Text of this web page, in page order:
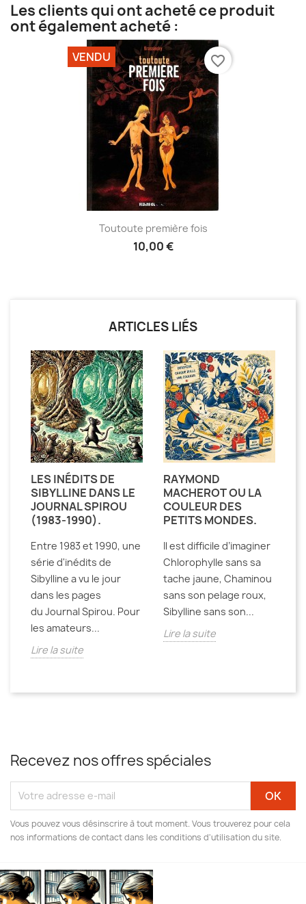
Les clients qui ont acheté ce produit
ont également acheté :
Toutoute première fois
10,00 €
VENDU favorite_border
ARTICLES LIÉS
LES INÉDITS DE
SIBYLLINE DANS LE
JOURNAL SPIROU
(1983-1990).
Entre 1983 et 1990, une
série d'inédits de
Sibylline a vu le jour
dans les pages
du Journal Spirou. Pour
les amateurs...
Lire la suite
RAYMOND
MACHEROT OU LA
COULEUR DES
PETITS MONDES.
Il est difficile d’imaginer
Chlorophylle sans sa
tache jaune, Chaminou
sans son pelage roux,
Sibylline sans son...
Lire la suite
Recevez nos offres spéciales
Vous pouvez vous désinscrire à tout moment. Vous trouverez pour cela
nos informations de contact dans les conditions d'utilisation du site.